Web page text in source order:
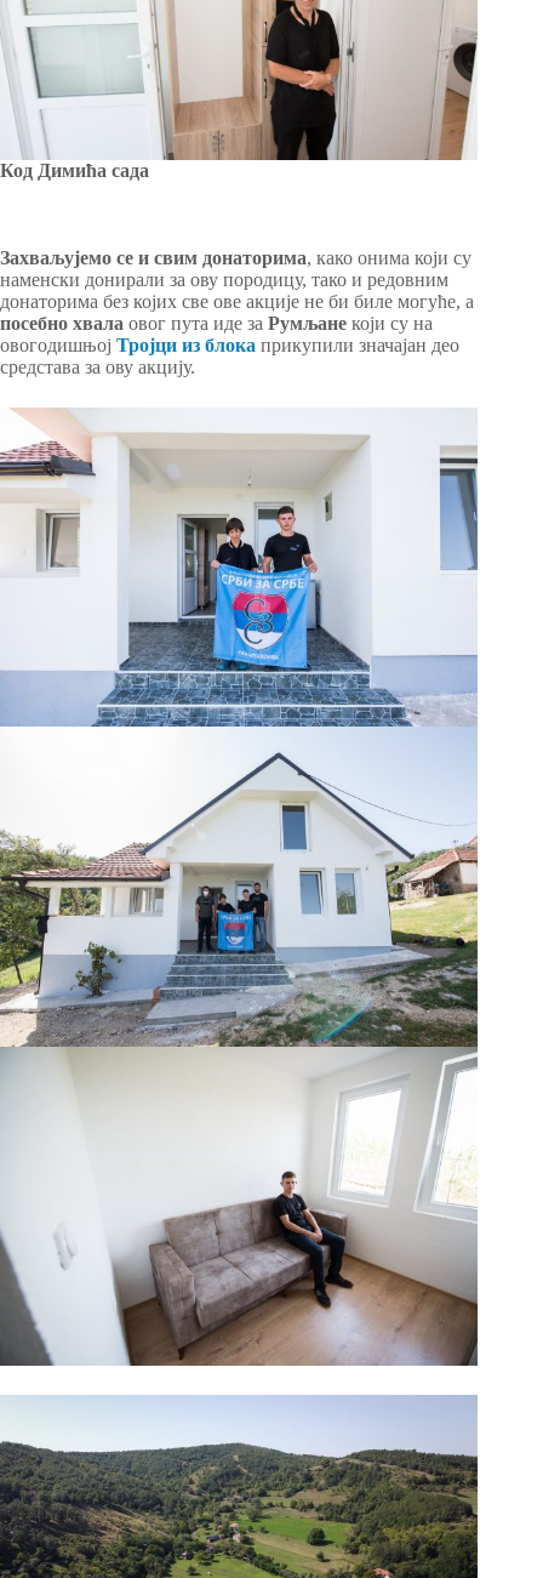
Код Димића сада
Захваљујемо се и свим донаторима, како онима који су
наменски донирали за ову породицу, тако и редовним
донаторима без којих све ове акције не би биле могуће, а
посебно хвала овог пута иде за Румљане који су на
овогодишњој Тројци из блока прикупили значајан део
средстава за ову акцију.